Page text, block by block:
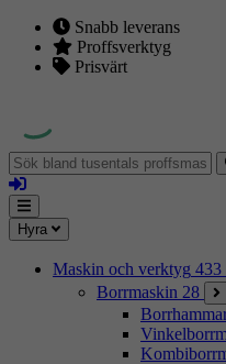
Snabb leverans
Proffsverktyg
Prisvärt
Sök
bland
tusentals
proffsmaskiner
Logga
in
Mina
sidor
Meny
Hyra
Maskin och verktyg 433
Borrmaskin 28